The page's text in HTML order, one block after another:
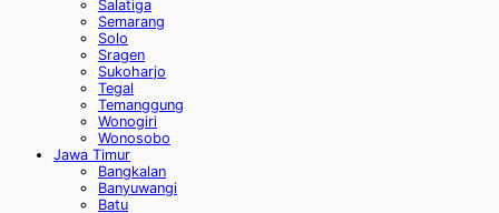
Salatiga
Semarang
Solo
Sragen
Sukoharjo
Tegal
Temanggung
Wonogiri
Wonosobo
Jawa Timur
Bangkalan
Banyuwangi
Batu